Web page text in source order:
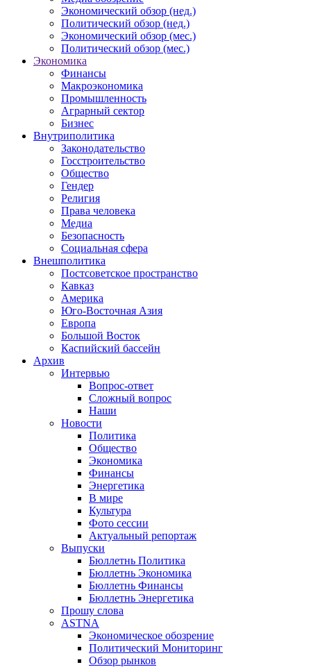
Экономический обзор (нед.)
Политический обзор (нед.)
Экономический обзор (мес.)
Политический обзор (мес.)
Экономика
Финансы
Макроэкономика
Промышленность
Аграрный сектор
Бизнес
Внутриполитика
Законодательство
Госстроительство
Общество
Гендер
Религия
Права человека
Медиа
Безопасность
Социальная сфера
Внешполитика
Постсоветское пространство
Кавказ
Америка
Юго-Восточная Азия
Европа
Большой Восток
Каспийский бассейн
Архив
Интервью
Вопрос-ответ
Сложный вопрос
Наши
Новости
Политика
Общество
Экономика
Финансы
Энергетика
В мире
Культура
Фото сессии
Актуальный репортаж
Выпуски
Бюллетнь Политика
Бюллетнь Экономика
Бюллетнь Финансы
Бюллетнь Энергетика
Прошу слова
ASTNA
Экономическое обозрение
Политический Мониторинг
Обзор рынков